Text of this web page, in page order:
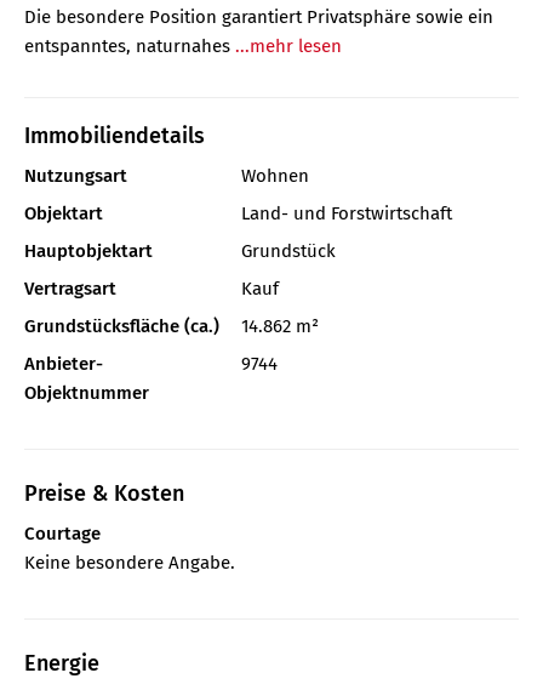
Die besondere Position garantiert Privatsphäre sowie ein
entspanntes, naturnahes ...mehr lesen
Immobiliendetails
Nutzungsart
Wohnen
Objektart
Land- und Forstwirtschaft
Hauptobjektart
Grundstück
Vertragsart
Kauf
Grundstücksfläche (ca.)
14.862 m²
Anbieter-
Objektnummer
9744
Preise & Kosten
Courtage
Keine besondere Angabe.
Energie